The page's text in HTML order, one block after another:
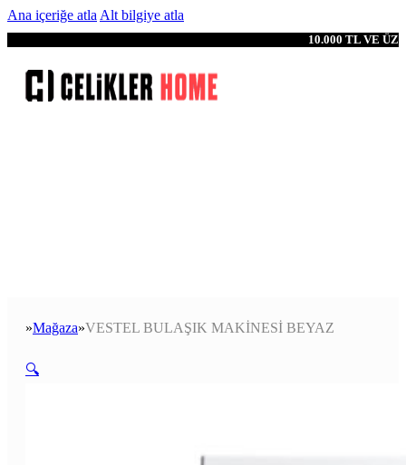
Ana içeriğe atla Alt bilgiye atla
10.000 TL VE
Anasayfa
Mağaza VESTEL BULAŞIK MAKİNESİ BEYAZ
🔍